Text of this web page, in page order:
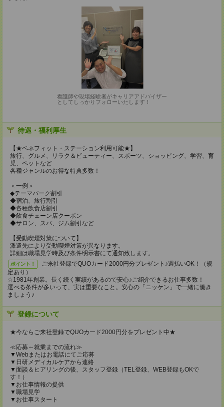
看護師や現場経験者がキャリアアドバイザー
としてしっかりフォローいたします！
待遇・福利厚生
【★ベネフィット・ステーション利用可能★】
旅行、グルメ、リラク＆ビューティー、スポーツ、ショッピング、学習、育
児、ペットなど
各種ジャンルのお得な特典多数！
＜一例＞
◆テーマパーク割引
◆宿泊、旅行割引
◆各種飲食店割引
◆飲食チェーン店クーポン
◆サロン、スパ、ジム割引など
【受動喫煙対策について】
派遣先により受動喫煙対策が異なります。
詳細は職場見学時及び条件明示書にて通知致します。
ポイント！
ご来社登録でQUOカード2000円分プレゼント♪週払いOK！（規
定あり）
☆1981年創業。長く続く実績があるので安心♪ご紹介できるお仕事多数！
選べる条件が多いって、実は重要なこと。安心の「ニッケン」で一緒に働き
ましょう♪
登録について
★今ならご来社登録でQUOカード2000円分をプレゼント中★
≪応募～就業までの流れ≫
▼Webまたはお電話にてご応募
▼日研メディカルケアから連絡
▼面談＆ヒアリングの後、スタッフ登録（TEL登録、WEB登録もOKで
す！）
▼お仕事情報の提供
▼職場見学
▼お仕事スタート